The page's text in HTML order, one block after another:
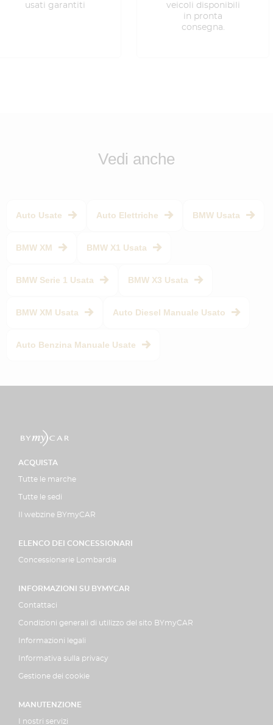
usati garantiti
veicoli disponibili
in pronta
consegna.
Vedi anche
Auto Usate Auto Elettriche BMW Usata
BMW XM BMW X1 Usata
BMW Serie 1 Usata BMW X3 Usata
BMW XM Usata Auto Diesel Manuale Usato
Auto Benzina Manuale Usate
ACQUISTA
Tutte le marche
Tutte le sedi
Il webzine BYmyCAR
ELENCO DEI CONCESSIONARI
Concessionarie Lombardia
INFORMAZIONI SU BYMYCAR
Contattaci
Condizioni generali di utilizzo del sito BYmyCAR
Informazioni legali
Informativa sulla privacy
Gestione dei cookie
MANUTENZIONE
I nostri servizi